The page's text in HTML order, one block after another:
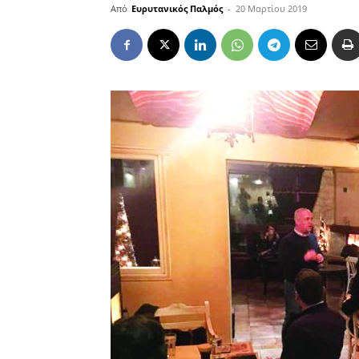
Από Ευρυτανικός Παλμός - 20 Μαρτίου 2019